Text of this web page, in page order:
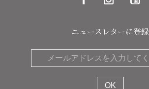
ニュースレターに登録